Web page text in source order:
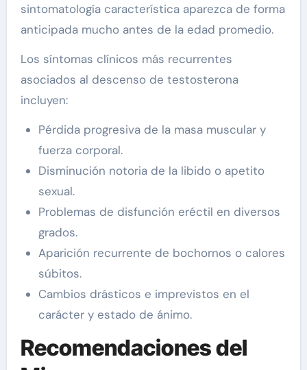
sintomatología característica aparezca de forma
anticipada mucho antes de la edad promedio.
Los síntomas clínicos más recurrentes
asociados al descenso de testosterona
incluyen:
Pérdida progresiva de la masa muscular y
fuerza corporal.
Disminución notoria de la libido o apetito
sexual.
Problemas de disfunción eréctil en diversos
grados.
Aparición recurrente de bochornos o calores
súbitos.
Cambios drásticos e imprevistos en el
carácter y estado de ánimo.
Recomendaciones del